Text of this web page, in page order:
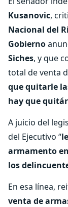
Kusanovic,
Nacional del
Gobierno
Siches, y que
total de venta
que quitarle
hay que
A juicio del
del Ejecutivo “
armamento
los
En esa línea,
venta de